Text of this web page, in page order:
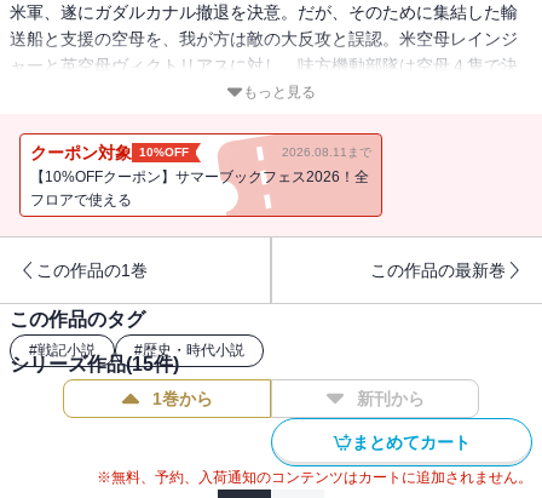
米軍、遂にガダルカナル撤退を決意。だが、そのために集結した輸
送船と支援の空母を、我が方は敵の大反攻と誤認。米空母レインジ
ャーと英空母ヴィクトリアスに対し、味方機動部隊は空母４隻で決
戦を挑む。ミッドウェーの再現を期す米英軍。その濃密な弾幕をか
ファイアと激突。両軍ともに、南太平洋で作戦可能な空母のすべて
を投入した大海戦だが、その勝敗は……。
もっと見る
クーポン対象 10%OFF 2026.08.11まで
【10%OFFクーポン】サマーブックフェス2026！全
フロアで使える
この作品の1巻 この作品の最新巻
この作品のタグ
#戦記小説 #歴史・時代小説
シリーズ作品(15件)
1巻から 新刊から
まとめてカート
※無料、予約、入荷通知のコンテンツはカートに追加されません。